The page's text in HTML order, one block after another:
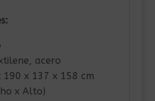
acero
190 x 137 x 158 cm
x Alto)